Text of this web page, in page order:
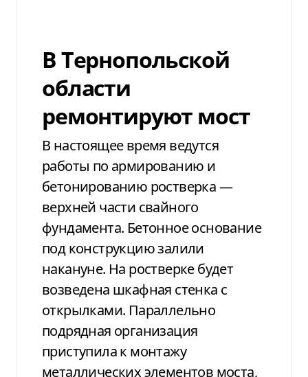
В Тернопольской
области
ремонтируют мост
В настоящее время ведутся
работы по армированию и
бетонированию ростверка —
верхней части свайного
фундамента. Бетонное основание
под конструкцию залили
накануне. На ростверке будет
возведена шкафная стенка с
открылками. Параллельно
подрядная организация
приступила к монтажу
металлических элементов моста,